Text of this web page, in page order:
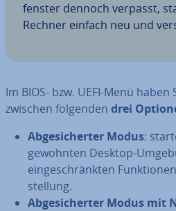
fens­ter dennoch verpasst,
Rechner einfach neu und
Im BIOS- bzw. UEFI-Menü
zwischen folgenden drei
Ab­ge­si­cher­ter Modus:
gewohnten Desktop-
ein­ge­schränk­ten
stel­lung.
Ab­ge­si­cher­ter Modus mit